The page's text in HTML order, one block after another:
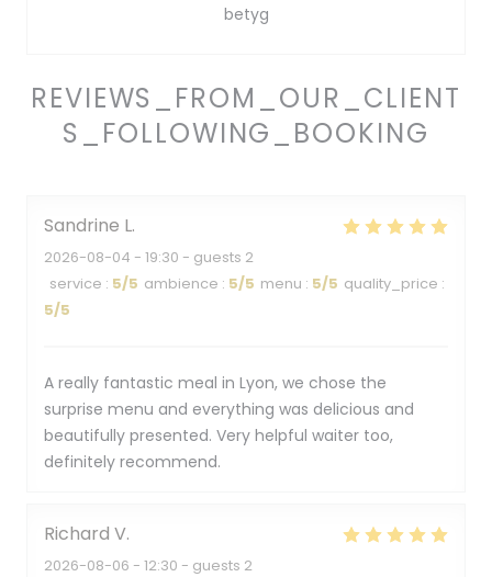
REVIEWS_FROM_OUR_CLIENT
S_FOLLOWING_BOOKING
Sandrine L
2026-08-04 - 19:30 - guests 2
service : 5/5 ambience : 5/5 menu : 5/5 quality_price :
5/5
A really fantastic meal in Lyon, we chose the
surprise menu and everything was delicious and
beautifully presented. Very helpful waiter too,
definitely recommend.
Richard V
2026-08-06 - 12:30 - guests 2
betyg